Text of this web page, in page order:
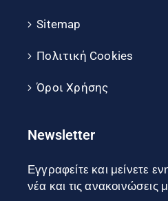
Sitemap
Πολιτική Cookies
Όροι Χρήσης
Newsletter
Εγγραφείτε και μείνετε
νέα και τις ανακοινώσεις